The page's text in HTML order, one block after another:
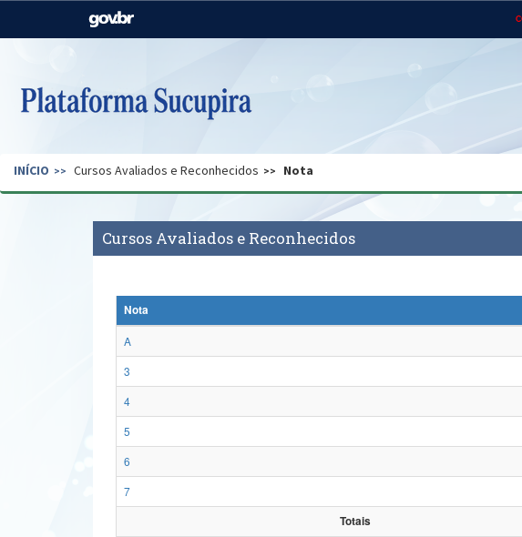
Casa Civil
Pecuária e Abastecimento
Ministério do
Regional
Secretaria de Governo Gabinete de Segurança Advocacia-Geral
INÍCIO Cursos Avaliados e Reconhecidos Nota
Cursos Avaliados e Reconhecidos
Nota
A
3
4
5
6
7
Totais